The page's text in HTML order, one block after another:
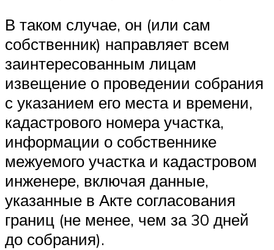
В таком случае, он (или сам
собственник) направляет всем
заинтересованным лицам
извещение о проведении собрания
с указанием его места и времени,
кадастрового номера участка,
информации о собственнике
межуемого участка и кадастровом
инженере, включая данные,
указанные в Акте согласования
границ (не менее, чем за 30 дней
до собрания).